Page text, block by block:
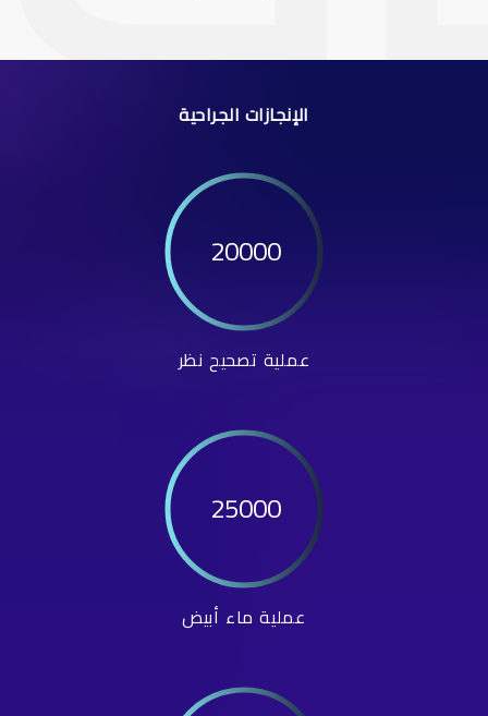
الإنجازات الجراحية
20000
عملية تصحيح نظر
25000
عملية ماء أبيض